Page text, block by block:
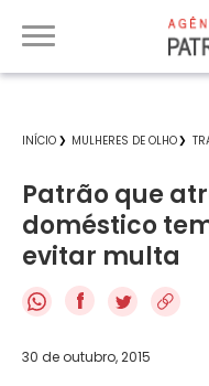
INÍCIO MULHERES DE OLHO
Patrão que
doméstico
evitar multa
f
30 de outubro, 2015